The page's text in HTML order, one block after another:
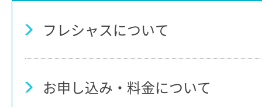
フレシャスについて
お申し込み・料金について